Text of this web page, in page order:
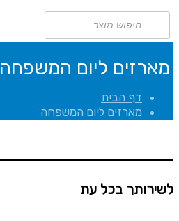
Products
search
מארזים ליום המשפחה
דף הבית
מארזים ליום המשפחה
לשירותך בכל עת